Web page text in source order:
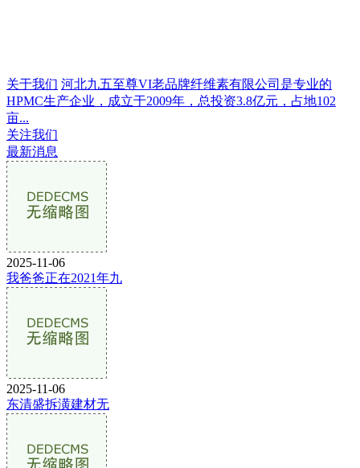
关于我们 河北九五至尊VI老品牌纤维素有限公司是专业的
HPMC生产企业，成立于2009年，总投资3.8亿元，占地102
亩...
关注我们
最新消息
2025-11-06
我爸爸正在2021年九
2025-11-06
东清盛拆潢建材无